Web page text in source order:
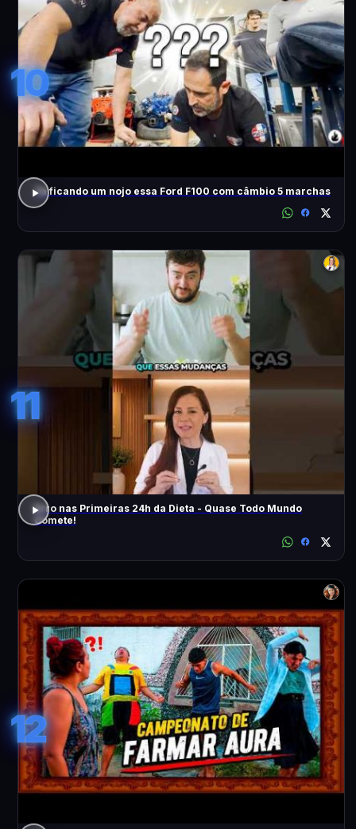
10
Tá ficando um nojo essa Ford F100 com câmbio 5 marchas
11
Erro nas Primeiras 24h da Dieta - Quase Todo Mundo
Comete!
12